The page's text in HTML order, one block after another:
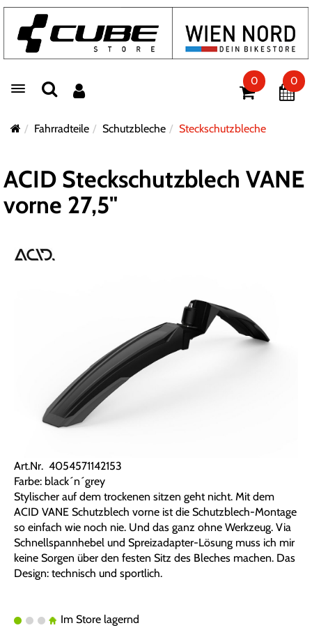
Toggle navigation
0 0
Fahrradteile Schutzbleche Steckschutzbleche
ACID Steckschutzblech VANE
vorne 27,5"
Art.Nr. 4054571142153
Farbe: black´n´grey
Stylischer auf dem trockenen sitzen geht nicht. Mit dem
ACID VANE Schutzblech vorne ist die Schutzblech-Montage
so einfach wie noch nie. Und das ganz ohne Werkzeug. Via
Schnellspannhebel und Spreizadapter-Lösung muss ich mir
keine Sorgen über den festen Sitz des Bleches machen. Das
Design: technisch und sportlich.
Im Store lagernd